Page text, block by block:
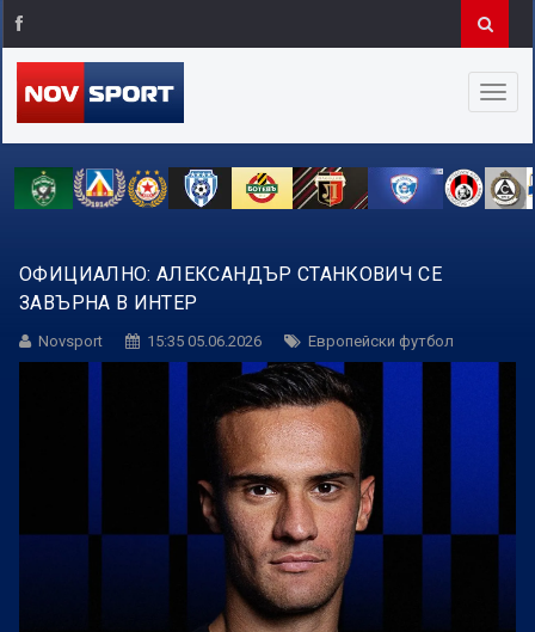
ОФИЦИАЛНО: АЛЕКСАНДЪР СТАНКОВИЧ СЕ
ЗАВЪРНА В ИНТЕР
Novsport 15:35 05.06.2026 Европейски футбол